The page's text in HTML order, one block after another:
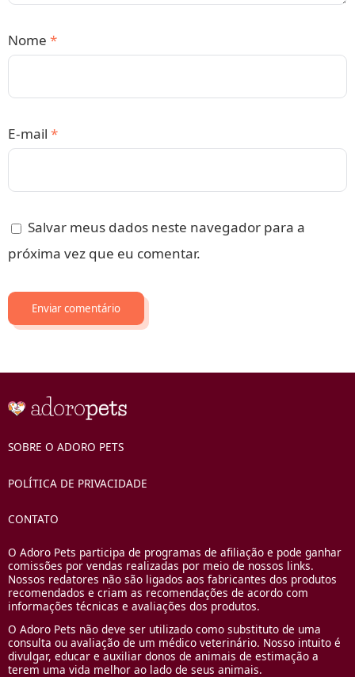
Nome *
E-mail *
Salvar meus dados neste navegador para a
próxima vez que eu comentar.
SOBRE O ADORO PETS
POLÍTICA DE PRIVACIDADE
CONTATO
O Adoro Pets participa de programas de afiliação e pode ganhar
comissões por vendas realizadas por meio de nossos links.
Nossos redatores não são ligados aos fabricantes dos produtos
recomendados e criam as recomendações de acordo com
informações técnicas e avaliações dos produtos.
O Adoro Pets não deve ser utilizado como substituto de uma
consulta ou avaliação de um médico veterinário. Nosso intuito é
divulgar, educar e auxiliar donos de animais de estimação a
terem uma vida melhor ao lado de seus animais.